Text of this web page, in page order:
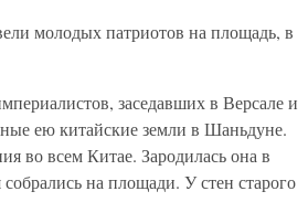
молодых патриотов на площадь, в
заседавших в Версале и
ею китайские земли в Шаньдуне.
во всем Китае. Зародилась она в
на площади. У стен старого